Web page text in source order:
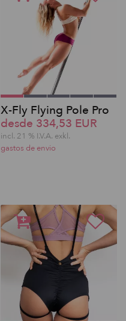
X-Fly Flying Pole Pro
desde 334,53 EUR
incl. 21 % I.V.A. exkl.
gastos de envio